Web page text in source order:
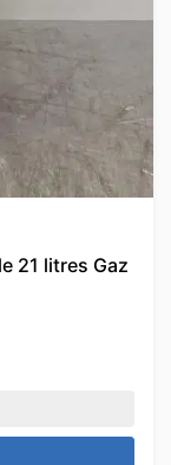
21 litres Gaz